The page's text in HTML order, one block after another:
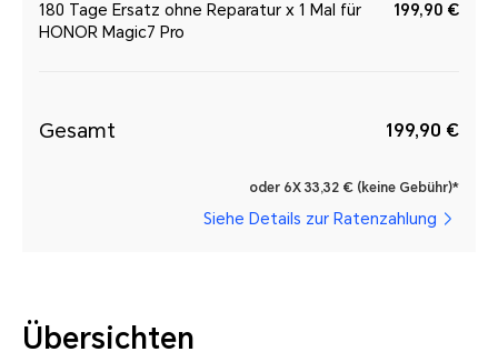
180 Tage Ersatz ohne Reparatur x 1 Mal für
HONOR Magic7 Pro
199,90 €
Gesamt 199,90 €
oder 6X 33,32 € (keine Gebühr)*
Siehe Details zur Ratenzahlung
Übersichten